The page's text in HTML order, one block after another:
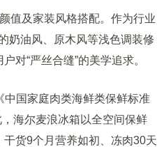
值及家装风格搭配。作为行业
奶油风、原木风等浅色调装修
对“严丝合缝”的美学追求。
国家庭肉类海鲜类保鲜标准
海尔麦浪冰箱以全空间保鲜
货9个月营养如初、冻肉30天